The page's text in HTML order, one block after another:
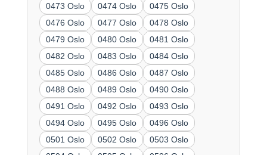
0473 Oslo
0474 Oslo
0475 Oslo
0476 Oslo
0477 Oslo
0478 Oslo
0479 Oslo
0480 Oslo
0481 Oslo
0482 Oslo
0483 Oslo
0484 Oslo
0485 Oslo
0486 Oslo
0487 Oslo
0488 Oslo
0489 Oslo
0490 Oslo
0491 Oslo
0492 Oslo
0493 Oslo
0494 Oslo
0495 Oslo
0496 Oslo
0501 Oslo
0502 Oslo
0503 Oslo